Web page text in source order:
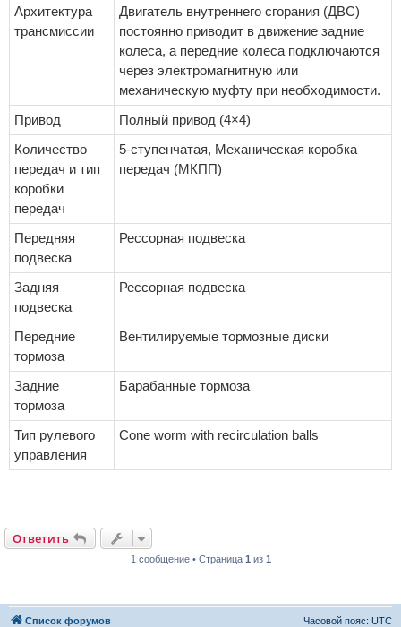
Архитектура
трансмиссии
Двигатель внутреннего сгорания (ДВС)
постоянно приводит в движение задние
колеса, а передние колеса подключаются
через электромагнитную или
механическую муфту при необходимости.
Привод
Полный привод (4×4)
Количество
передач и тип
коробки
передач
5-ступенчатая, Механическая коробка
передач (МКПП)
Передняя
подвеска
Рессорная подвеска
Задняя
подвеска
Рессорная подвеска
Передние
тормоза
Вентилируемые тормозные диски
Задние
тормоза
Барабанные тормоза
Тип рулевого
управления
Cone worm with recirculation balls
Ответить
1 сообщение • Страница 1из 1
Список форумов Часовой пояс: UTC